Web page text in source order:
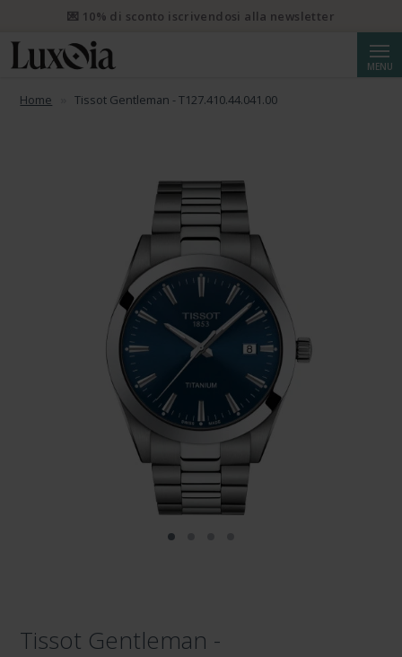
MENU
Home Tissot Gentleman - T127.410.44.041.00
Tissot Gentleman -
💌 10% di sconto iscrivendosi alla newsletter